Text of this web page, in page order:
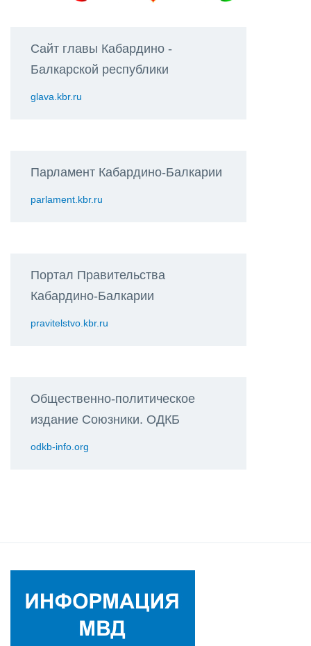
Сайт главы Кабардино -
Балкарской республики
glava.kbr.ru
Парламент Кабардино-Балкарии
parlament.kbr.ru
Портал Правительства
Кабардино-Балкарии
pravitelstvo.kbr.ru
Общественно-политическое
издание Союзники. ОДКБ
odkb-info.org